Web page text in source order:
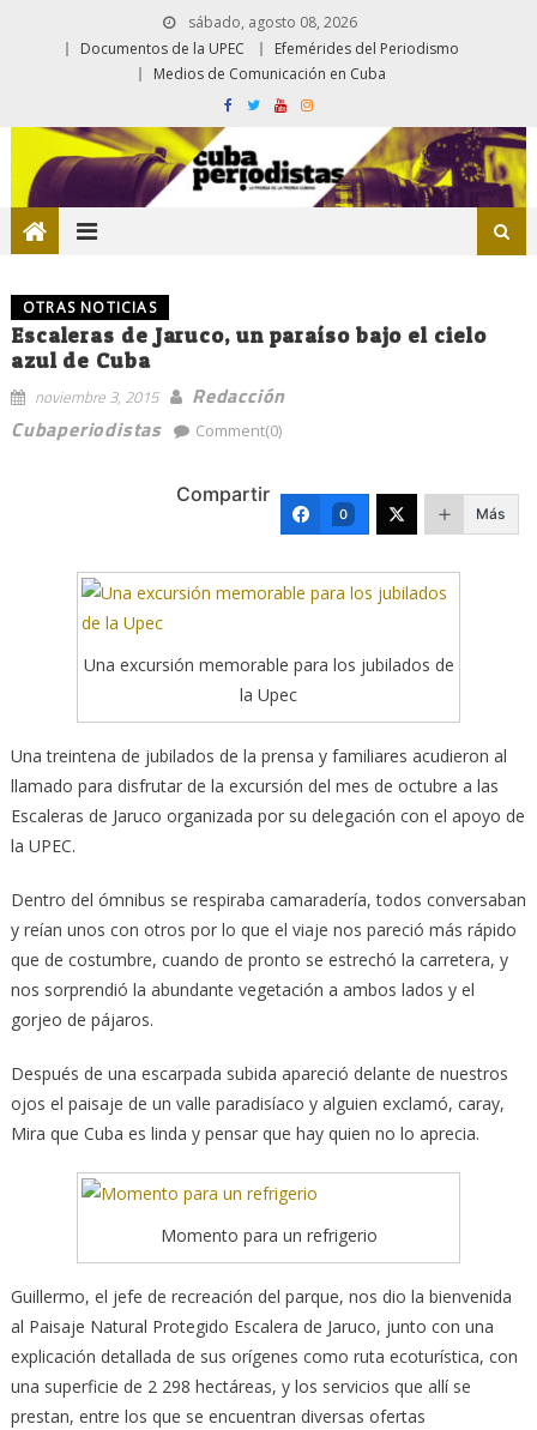
sábado, agosto 08, 2026
Documentos de la UPEC
Efemérides del Periodismo
Medios de Comunicación en Cuba
OTRAS NOTICIAS
Escaleras de Jaruco, un paraíso bajo el cielo
azul de Cuba
noviembre 3, 2015
Redacción
Cubaperiodistas
Comment(0)
Compartir
0 Más
Una excursión memorable para los jubilados de
la Upec
Una treintena de jubilados de la prensa y familiares acudieron al
llamado para disfrutar de la excursión del mes de octubre a las
Escaleras de Jaruco organizada por su delegación con el apoyo de
la UPEC.
Dentro del ómnibus se respiraba camaradería, todos conversaban
y reían unos con otros por lo que el viaje nos pareció más rápido
que de costumbre, cuando de pronto se estrechó la carretera, y
nos sorprendió la abundante vegetación a ambos lados y el
gorjeo de pájaros.
Después de una escarpada subida apareció delante de nuestros
ojos el paisaje de un valle paradisíaco y alguien exclamó, caray,
Mira que Cuba es linda y pensar que hay quien no lo aprecia.
Momento para un refrigerio
Guillermo, el jefe de recreación del parque, nos dio la bienvenida
al Paisaje Natural Protegido Escalera de Jaruco, junto con una
explicación detallada de sus orígenes como ruta ecoturística, con
una superficie de 2 298 hectáreas, y los servicios que allí se
prestan, entre los que se encuentran diversas ofertas